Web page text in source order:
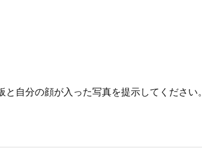
自分の顔が入った写真を提示してください。